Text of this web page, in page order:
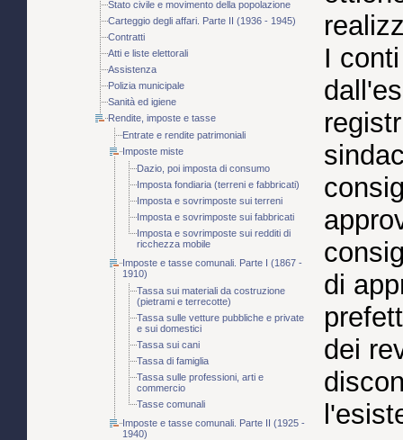
Stato civile e movimento della popolazione
Carteggio degli affari. Parte II (1936 - 1945)
Contratti
Atti e liste elettorali
Assistenza
Polizia municipale
Sanità ed igiene
Rendite, imposte e tasse
Entrate e rendite patrimoniali
Imposte miste
Dazio, poi imposta di consumo
Imposta fondiaria (terreni e fabbricati)
Imposta e sovrimposte sui terreni
Imposta e sovrimposte sui fabbricati
Imposta e sovrimposte sui redditi di
ricchezza mobile
Imposte e tasse comunali. Parte I (1867 -
1910)
Tassa sui materiali da costruzione
(pietrami e terrecotte)
Tassa sulle vetture pubbliche e private
e sui domestici
Tassa sui cani
Tassa di famiglia
Tassa sulle professioni, arti e
commercio
Tasse comunali
Imposte e tasse comunali. Parte II (1925 -
1940)
I
di
dei